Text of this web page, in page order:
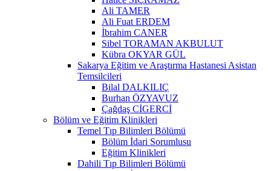
Ali TAMER
Ali Fuat ERDEM
İbrahim CANER
Sibel TORAMAN AKBULUT
Kübra OKYAR GÜL
Sakarya Eğitim ve Araştırma Hastanesi Asistan
Temsilcileri
Bilal DALKILIÇ
Burhan ÖZYAVUZ
Çağdaş CİGERCİ
Bölüm ve Eğitim Klinikleri
Temel Tıp Bilimleri Bölümü
Bölüm İdari Sorumlusu
Eğitim Klinikleri
Dahili Tıp Bilimleri Bölümü